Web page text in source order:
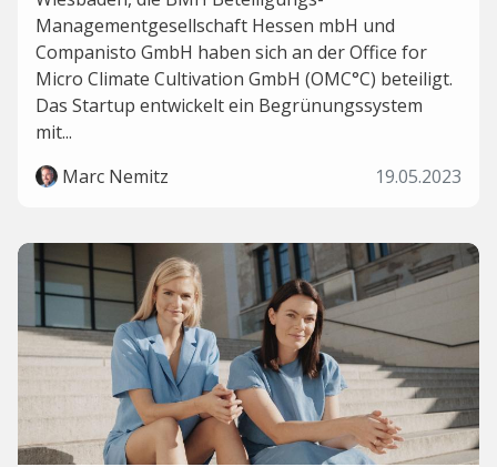
Managementgesellschaft Hessen mbH und
Companisto GmbH haben sich an der Office for
Micro Climate Cultivation GmbH (OMC°C) beteiligt.
Das Startup entwickelt ein Begrünungssystem
mit...
Marc Nemitz
19.05.2023